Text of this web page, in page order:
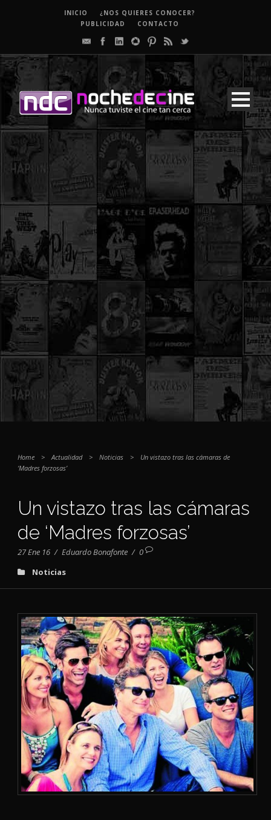
INICIO
¿NOS QUIERES CONOCER?
PUBLICIDAD
CONTACTO
Home > Actualidad > Noticias >
Un vistazo tras las cámaras de
‘Madres forzosas’
Un vistazo tras las cámaras
de ‘Madres forzosas’
27 Ene 16 / Eduardo Bonafonte / 0
Noticias